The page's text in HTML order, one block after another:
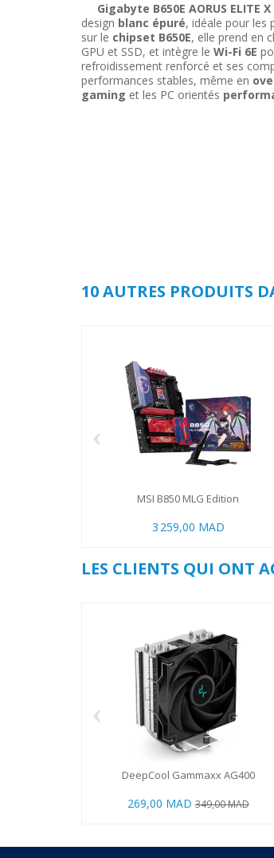
Gigabyte B650E AORUS ELITE X
design blanc épuré, idéale pour les
sur le chipset B650E, elle prend en
GPU et SSD, et intègre le Wi-Fi 6E
refroidissement renforcé et ses
performances stables, même en
gaming et les PC orientés
10 AUTRES PRODUITS
MSI B850 MLG Edition
3 259,00 MAD
‹
LES CLIENTS QUI ONT
DeepCool Gammaxx AG400
269,00 MAD 349,00 MAD
‹